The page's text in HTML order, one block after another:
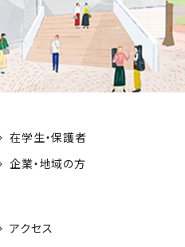
在学生・保護者
企業・地域の方
アクセス